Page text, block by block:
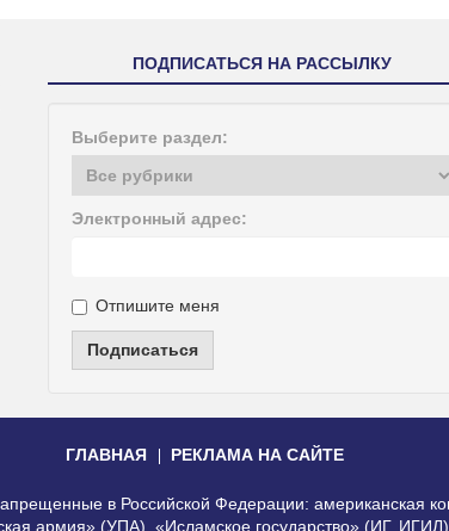
ПОДПИСАТЬСЯ НА РАССЫЛКУ
Выберите раздел:
Электронный адрес:
Отпишите меня
Подписаться
ГЛАВНАЯ РЕКЛАМА НА САЙТЕ
в Российской Федерации: американская
армия» (УПА), «Исламское государство» (ИГ,